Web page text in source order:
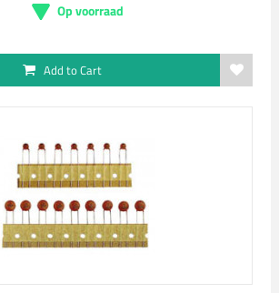
Op voorraad
Add to Cart